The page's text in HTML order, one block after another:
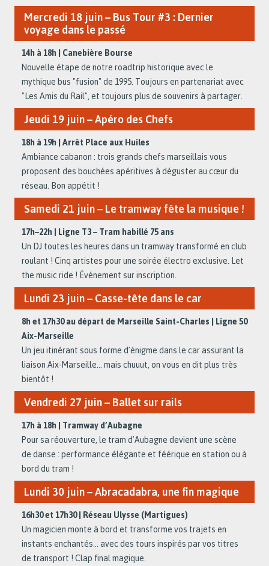
Mercredi 18 juin – Bus Tour #3 : Dernier
voyage dans le passé
14h à 18h | Canebière Bourse
Nouvelle étape de notre roadtrip historique avec le
mythique bus "fusion" de 1995. Toujours en partenariat avec
"Les Amis du Rail", et toujours plus de souvenirs à partager.
Jeudi 19 juin – Apéro des Chefs
18h à 19h | Arrêt Place aux Huiles
Ambiance cabanon : trois grands chefs marseillais vous
proposent des bouchées apéritives à déguster au cœur du
réseau. Bon appétit !
Samedi 21 juin – Le tramway fête la musique !
17h–22h | Ligne T3 – Tram habillé 75 ans
Un DJ toutes les heures dans un tramway transformé en club
roulant ! Cinq artistes pour une soirée électro exclusive. Let
the music ride ! Événement sur inscription.
Lundi 23 juin – Casse-tête dans le car
8h et 17h30 au départ de Marseille Saint-Charles | Ligne 50
Aix-Marseille
Un jeu itinérant sous forme d’énigme dans le car assurant la
liaison Aix-Marseille... mais chuuut, on vous en dit plus très
bientôt !
Vendredi 27 juin – Ballet sur rails
17h à 18h | Tramway d’Aubagne
Pour sa réouverture, le tram d’Aubagne devient une scène
de danse : performance élégante et féérique en station ou à
bord du tram !
Lundi 30 juin – Abracadabra, une fin magique
16h30 et 17h30 | Réseau Ulysse (Martigues)
Un magicien monte à bord et transforme vos trajets en
instants enchantés… avec des tours inspirés par vos titres
de transport ! Clap final magique.